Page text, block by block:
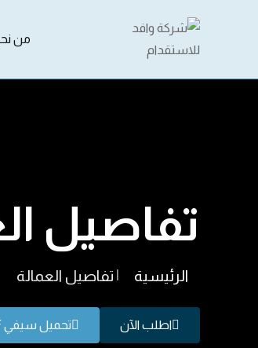
من
تفاصيل
الرئيسية تفاصيل العمالة
اطلب الآن تحميل سيفي PDF